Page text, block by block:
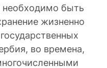
необходимо быть
жизненно
во времена,